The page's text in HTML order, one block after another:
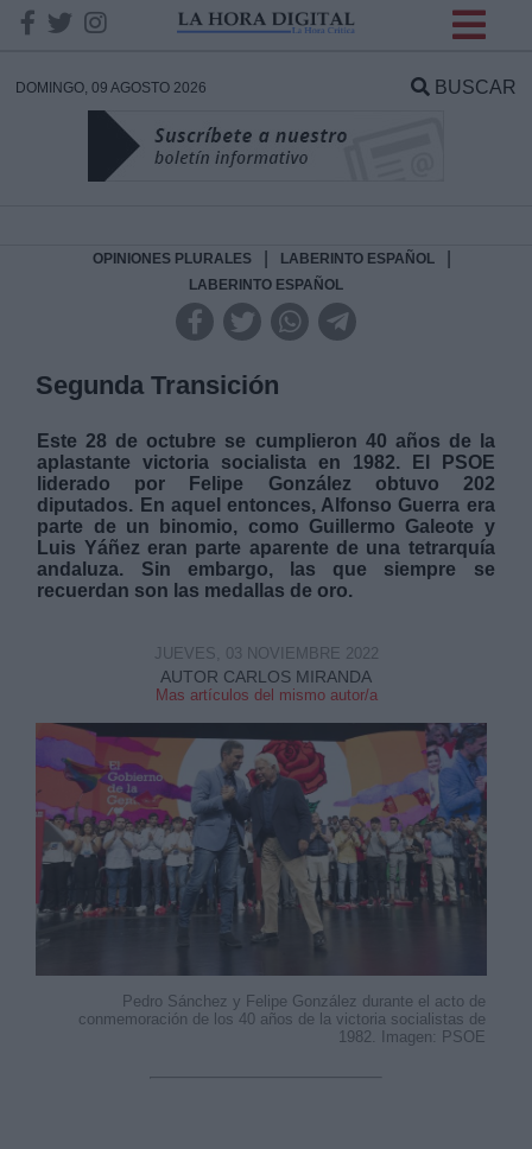
DOMINGO, 09 AGOSTO 2026 BUSCAR
OPINIONES PLURALES LABERINTO ESPAÑOL
LABERINTO ESPAÑOL
Segunda Transición
Este 28 de octubre se cumplieron 40 años de la
aplastante victoria socialista en 1982. El PSOE
liderado por Felipe González obtuvo 202
diputados. En aquel entonces, Alfonso Guerra era
parte de un binomio, como Guillermo Galeote y
Luis Yáñez eran parte aparente de una tetrarquía
andaluza. Sin embargo, las que siempre se
recuerdan son las medallas de oro.
AUTOR CARLOS MIRANDA
Mas artículos del mismo autor/a
JUEVES, 03 NOVIEMBRE 2022
Pedro Sánchez y Felipe González durante el acto de
conmemoración de los 40 años de la victoria socialistas de
1982. Imagen: PSOE
DATOS
Responsable:
Legitimación:
Destinatarios:
link
Información adicional
link